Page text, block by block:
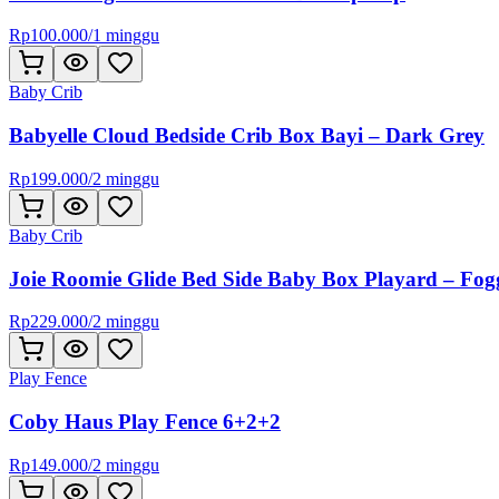
Rp100.000/1 minggu
Baby Crib
Babyelle Cloud Bedside Crib Box Bayi – Dark Grey
Rp199.000/2 minggu
Baby Crib
Joie Roomie Glide Bed Side Baby Box Playard –
Rp229.000/2 minggu
Play Fence
Coby Haus Play Fence 6+2+2
Rp149.000/2 minggu